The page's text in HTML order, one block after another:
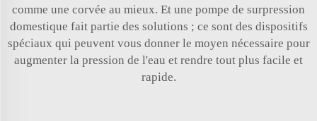
comme une corvée au mieux. Et une pompe de surpression
domestique fait partie des solutions ; ce sont des dispositifs
spéciaux qui peuvent vous donner le moyen nécessaire pour
augmenter la pression de l'eau et rendre tout plus facile et
rapide.